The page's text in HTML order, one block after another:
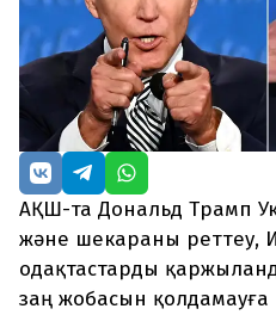
АҚШ-та Дональд Трамп
және шекараны реттеу,
одақтастарды
заң жобасын